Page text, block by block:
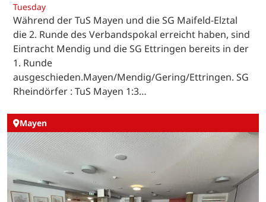
Tuesday
Während der TuS Mayen und die SG Maifeld-Elztal
die 2. Runde des Verbandspokal erreicht haben, sind
Eintracht Mendig und die SG Ettringen bereits in der
1. Runde
ausgeschieden.Mayen/Mendig/Gering/Ettringen. SG
Rheindörfer : TuS Mayen 1:3…
Mayen